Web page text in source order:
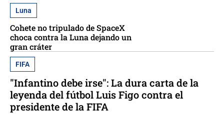
Luna
Cohete no tripulado de SpaceX
choca contra la Luna dejando un
gran cráter
FIFA
"Infantino debe irse": La dura carta de la
leyenda del fútbol Luis Figo contra el
presidente de la FIFA